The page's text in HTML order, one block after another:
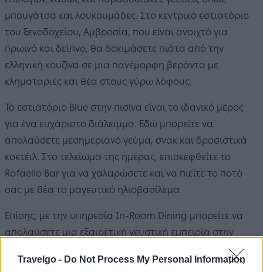
Travelgo - Do Not Process My Personal Information
μπουγάτσα και λουκουμάδες. Στο κεντρικό εστιατόριο
του ξενοδοχείου, Αμβροσία, που είναι ανοιχτό για
πρωινό και δείπνο, θα δοκιμάσετε πιάτα από την
ελληνική κουζίνα σε μια πανέμορφη βεράντα με
κληματαριές και θέα στους γύρω λόφους.
Το εστιατόριο Blue στην πισίνα είναι το ιδανικό μέρος
για ένα ευχάριστο διάλειμμα. Εδώ μπορείτε να
απολαύσετε μεσημεριανό γεύμα, σνακ και δροσιστικά
κοκτέιλ. Στο τελείωμα της ημέρας, επισκεφθείτε το
Rafaello Bar για να χαλαρώσετε και να πιείτε το ποτό
σας με θέα το μαγευτικό ηλιοβασίλεμα.
Επίσης, με την υπηρεσία In-Room Dining μπορείτε να
απολαύσετε μια εξαιρετική γευστική εμπειρία στην
άνεση του δωματίου σας. Η μεγάλη ποικιλία του μενού,
διαθέσιμη καθ’ όλη τη διάρκεια της ημέρας, είναι